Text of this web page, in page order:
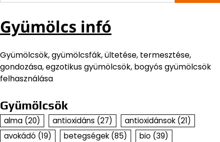
Gyümölcs infó
Gyümölcsök, gyümölcsfák, ültetése, termesztése,
gondozása, egzotikus gyümölcsök, bogyós gyümölcsök
felhasználása
Gyümölcsök
alma (20) antioxidáns (27) antioxidánsok (21)
avokádó (19) betegségek (85) bio (39)